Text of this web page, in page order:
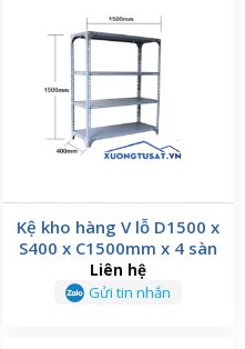
Kệ kho hàng V lỗ D1500 x
S400 x C1500mm x 4 sàn
Liên hệ
Gửi tin nhắn